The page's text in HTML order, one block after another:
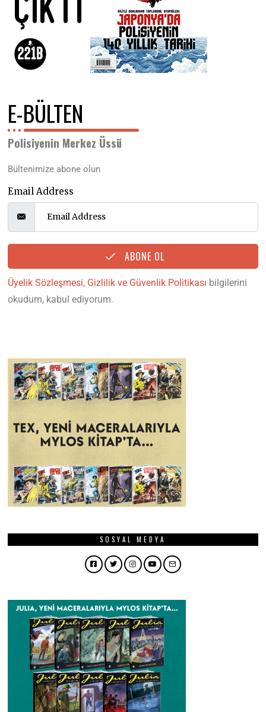
E-BÜLTEN
Polisiyenin Merkez Üssü
Bültenimize abone olun
Email Address
ABONE OL
Üyelik Sözleşmesi, Gizlilik ve Güvenlik Politikası bilgilerini
okudum, kabul ediyorum.
SOSYAL MEDYA
Facebook
TwitterInstagram
YouTubeEmail